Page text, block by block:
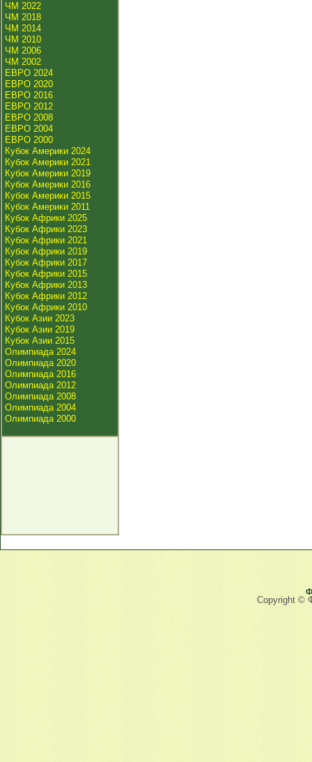
ЧМ 2022
ЧМ 2018
ЧМ 2014
ЧМ 2010
ЧМ 2006
ЧМ 2002
ЕВРО 2024
ЕВРО 2020
ЕВРО 2016
ЕВРО 2012
ЕВРО 2008
ЕВРО 2004
ЕВРО 2000
Кубок Америки 2024
Кубок Америки 2021
Кубок Америки 2019
Кубок Америки 2016
Кубок Америки 2015
Кубок Америки 2011
Кубок Африки 2025
Кубок Африки 2023
Кубок Африки 2021
Кубок Африки 2019
Кубок Африки 2017
Кубок Африки 2015
Кубок Африки 2013
Кубок Африки 2012
Кубок Африки 2010
Кубок Азии 2023
Кубок Азии 2019
Кубок Азии 2015
Олимпиада 2024
Олимпиада 2020
Олимпиада 2016
Олимпиада 2012
Олимпиада 2008
Олимпиада 2004
Олимпиада 2000
Copyright ©